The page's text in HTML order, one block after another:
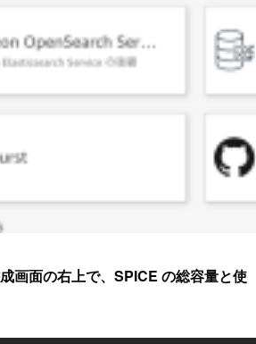
画面の右上で、SPICE の総容量と使